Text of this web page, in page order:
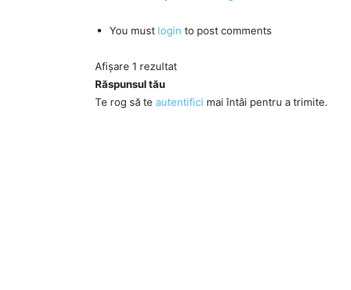
You must login to post comments
Afișare 1 rezultat
Răspunsul tău
Te rog să te autentifici mai întâi pentru a trimite.